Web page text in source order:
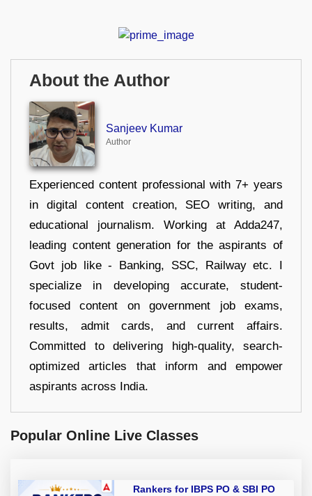
About the Author
Sanjeev Kumar
Author
Experienced content professional with 7+ years
in digital content creation, SEO writing, and
educational journalism. Working at Adda247,
leading content generation for the aspirants of
Govt job like - Banking, SSC, Railway etc. I
specialize in developing accurate, student-
focused content on government job exams,
results, admit cards, and current affairs.
Committed to delivering high-quality, search-
optimized articles that inform and empower
aspirants across India.
Popular Online Live Classes
Rankers for IBPS PO & SBI PO